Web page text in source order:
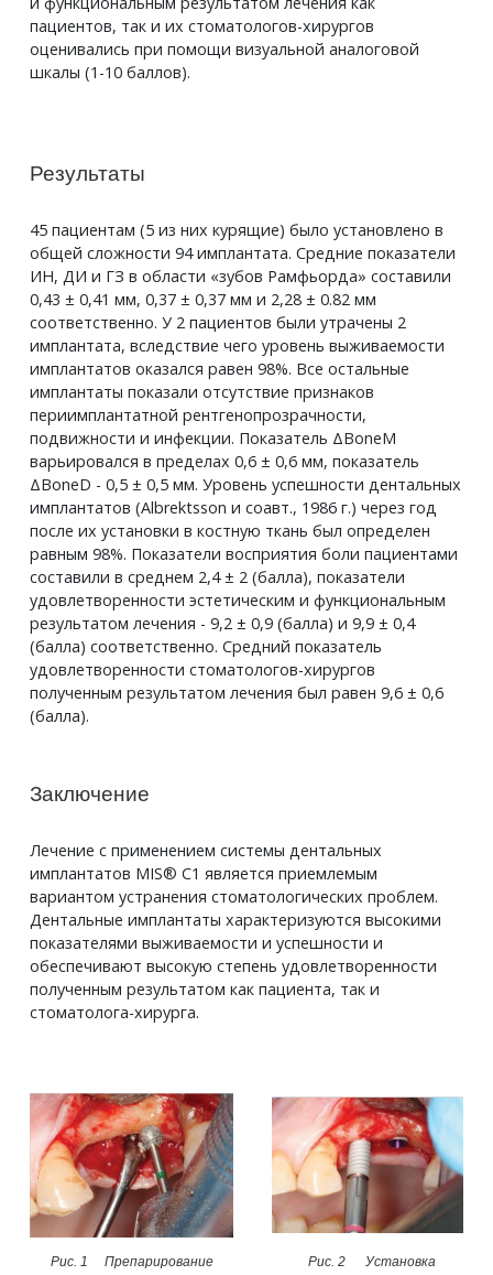
пациентов, так и их стоматологов-хирургов
оценивались при помощи визуальной аналоговой
шкалы (1-10 баллов).
Результаты
45 пациентам (5 из них курящие) было установлено в
общей сложности 94 имплантата. Средние показатели
ИН, ДИ и ГЗ в области «зубов Рамфьорда» составили
0,43 ± 0,41 мм, 0,37 ± 0,37 мм и 2,28 ± 0.82 мм
соответственно. У 2 пациентов были утрачены 2
имплантата, вследствие чего уровень выживаемости
имплантатов оказался равен 98%. Все остальные
имплантаты показали отсутствие признаков
периимплантатной рентгенопрозрачности,
подвижности и инфекции. Показатель ΔBoneM
варьировался в пределах 0,6 ± 0,6 мм, показатель
ΔBoneD - 0,5 ± 0,5 мм. Уровень успешности дентальных
имплантатов (Albrektsson и соавт., 1986 г.) через год
после их установки в костную ткань был определен
равным 98%. Показатели восприятия боли пациентами
составили в среднем 2,4 ± 2 (балла), показатели
удовлетворенности эстетическим и функциональным
результатом лечения - 9,2 ± 0,9 (балла) и 9,9 ± 0,4
(балла) соответственно. Средний показатель
удовлетворенности стоматологов-хирургов
полученным результатом лечения был равен 9,6 ± 0,6
(балла).
Заключение
Лечение с применением системы дентальных
имплантатов MIS® C1 является приемлемым
вариантом устранения стоматологических проблем.
Дентальные имплантаты характеризуются высокими
показателями выживаемости и успешности и
обеспечивают высокую степень удовлетворенности
полученным результатом как пациента, так и
стоматолога-хирурга.
Рис. 1 Препарирование
Рис. 2 Установка